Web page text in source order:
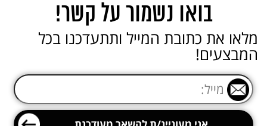
בואו נשמור על קשר!
מלאו את כתובת המייל ותתעדכנו בכל
המבצעים!